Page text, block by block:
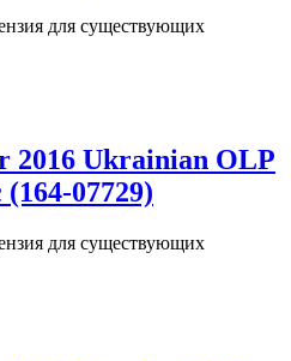
для существующих
2016 Ukrainian OLP
07729)
для существующих